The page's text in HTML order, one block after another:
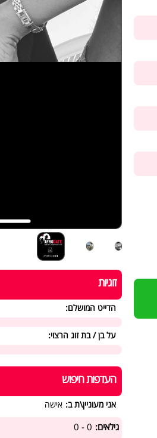
זוגיות
הדייט המושלם:
על בן / בת זוג הרצוי:
העדפות חיפוש
אני מעוניין\ת ב: אישה
גילאים: 0 - 0